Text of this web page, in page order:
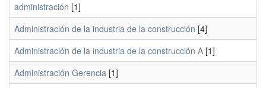
administración [1]
Administración de la industria de la construcción [4]
Administración de la industria de la construcción A [1]
Administración Gerencia [1]